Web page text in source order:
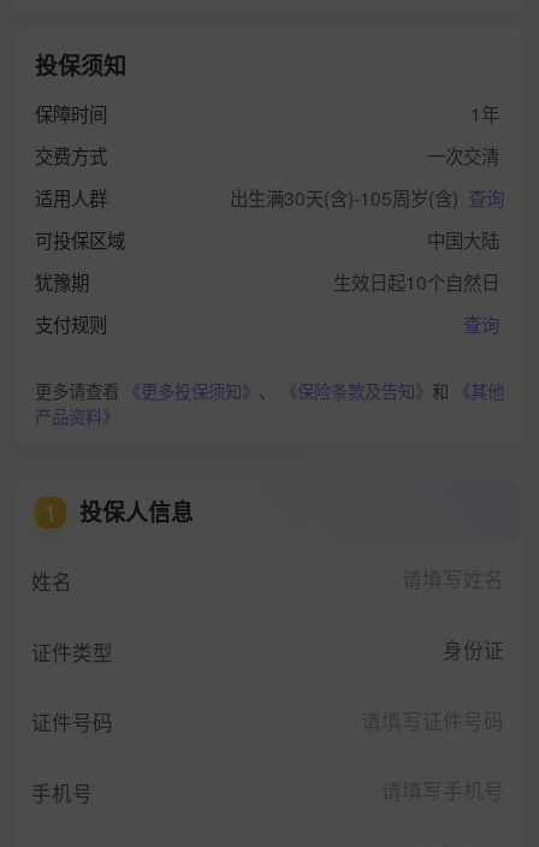
投保须知
保障时间
1年
交费方式
一次交清
适用人群
出生满30天(含)-105周岁(含) 查询
可投保区域
中国大陆
犹豫期
生效日起10个自然日
支付规则
查询
更多请查看 《更多投保须知》 、 《保险条款及告知》 和
《其他
产品资料》
1 投保人信息
姓名
证件类型 身份证
证件号码
手机号